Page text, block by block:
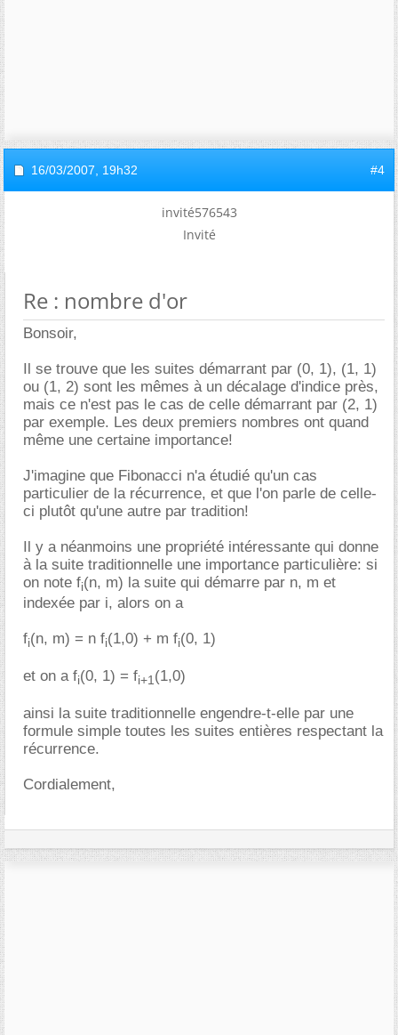
16/03/2007, 19h32 #4
invité576543
Invité
Re : nombre d'or
Bonsoir,
Il se trouve que les suites démarrant par (0, 1), (1, 1)
ou (1, 2) sont les mêmes à un décalage d'indice près,
mais ce n'est pas le cas de celle démarrant par (2, 1)
par exemple. Les deux premiers nombres ont quand
même une certaine importance!
J'imagine que Fibonacci n'a étudié qu'un cas
particulier de la récurrence, et que l'on parle de celle-
ci plutôt qu'une autre par tradition!
Il y a néanmoins une propriété intéressante qui donne
à la suite traditionnelle une importance particulière: si
on note fi(n, m) la suite qui démarre par n, m et
indexée par i, alors on a
fi(n, m) = n fi(1,0) + m fi(0, 1)
et on a fi(0, 1) = fi+1(1,0)
ainsi la suite traditionnelle engendre-t-elle par une
formule simple toutes les suites entières respectant la
récurrence.
Cordialement,